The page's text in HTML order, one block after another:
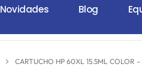
Novidades Blog
CARTUCHO HP 60XL 15.5ML COLOR –